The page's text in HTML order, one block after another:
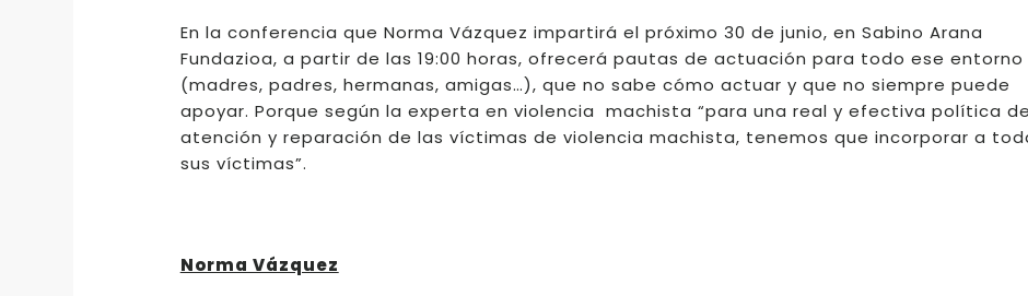
En la conferencia que Norma Vázquez impartirá el próximo 30 de junio, en Sabino Arana
Fundazioa, a partir de las 19:00 horas, ofrecerá pautas de actuación para todo ese entorno
(madres, padres, hermanas, amigas…), que no sabe cómo actuar y que no siempre puede
apoyar. Porque según la experta en violencia machista “para una real y efectiva política de
atención y reparación de las víctimas de violencia machista, tenemos que incorporar a
sus víctimas”.
Norma Vázquez